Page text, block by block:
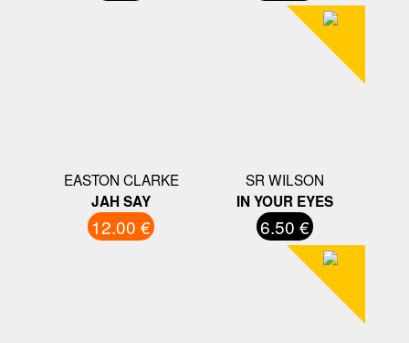
EASTON CLARKE
JAH SAY
12.00 €
SR WILSON
IN YOUR EYES
6.50 €